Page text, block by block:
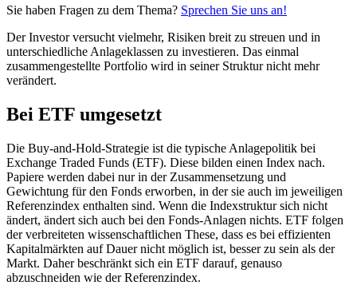
Sie haben Fragen zu dem Thema? Sprechen Sie uns an!
Der Investor versucht vielmehr, Risiken breit zu streuen und in
unterschiedliche Anlageklassen zu investieren. Das einmal
zusammengestellte Portfolio wird in seiner Struktur nicht mehr
verändert.
Bei ETF umgesetzt
Die Buy-and-Hold-Strategie ist die typische Anlagepolitik bei
Exchange Traded Funds (ETF). Diese bilden einen Index nach.
Papiere werden dabei nur in der Zusammensetzung und
Gewichtung für den Fonds erworben, in der sie auch im jeweiligen
Referenzindex enthalten sind. Wenn die Indexstruktur sich nicht
ändert, ändert sich auch bei den Fonds-Anlagen nichts. ETF folgen
der verbreiteten wissenschaftlichen These, dass es bei effizienten
Kapitalmärkten auf Dauer nicht möglich ist, besser zu sein als der
Markt. Daher beschränkt sich ein ETF darauf, genauso
abzuschneiden wie der Referenzindex.